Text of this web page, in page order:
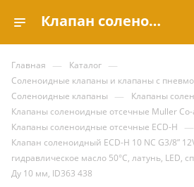
Клапан соленоидный ECD-H 10 NC G3/8” 12VDC 0–200 бар, гидравлическое масло 50°C, латунь, LED, спец.напряжение, НЗ, 2/2, Ду 10 мм, ID363 438 купить за 111 711.35 ₽ | Valve.ru
Главная — Каталог —
Соленоидные клапаны и клапаны с
Соленоидные клапаны — Клапаны
Клапаны соленоидные отсечные Muller
Клапаны соленоидные отсечные ECD-H —
Клапан соленоидный ECD-H 10 NC G3/8”
гидравлическое масло 50°C, латунь, LED,
Ду 10 мм, ID363 438